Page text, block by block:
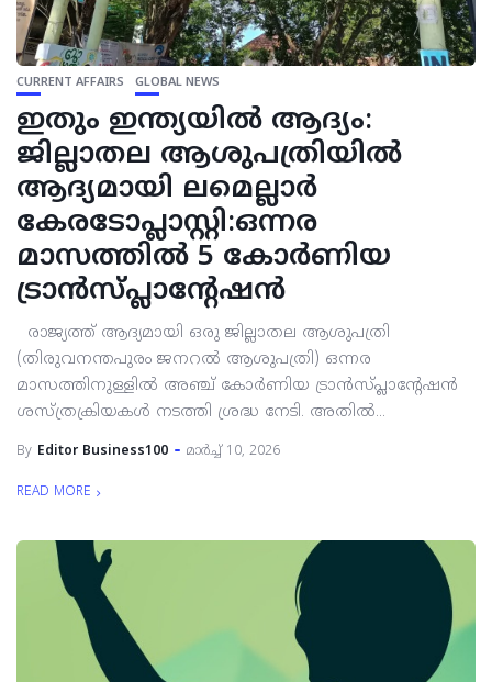
CURRENT AFFAIRS GLOBAL NEWS
ഇതും ഇന്ത്യയിൽ ആദ്യം:
ജില്ലാതല ആശുപത്രിയിൽ
ആദ്യമായി ലമെല്ലാർ
കേരടോപ്ലാസ്റ്റി:ഒന്നര
മാസത്തിൽ 5 കോർണിയ
ട്രാൻസ്പ്ലാന്റേഷൻ
രാജ്യത്ത് ആദ്യമായി ഒരു ജില്ലാതല ആശുപത്രി
(തിരുവനന്തപുരം ജനറൽ ആശുപത്രി) ഒന്നര
മാസത്തിനുള്ളിൽ അഞ്ച് കോർണിയ ട്രാൻസ്പ്ലാന്റേഷൻ
ശസ്ത്രക്രിയകൾ നടത്തി ശ്രദ്ധ നേടി. അതിൽ...
By Editor Business100 മാർച്ച്‌ 10, 2026
READ MORE